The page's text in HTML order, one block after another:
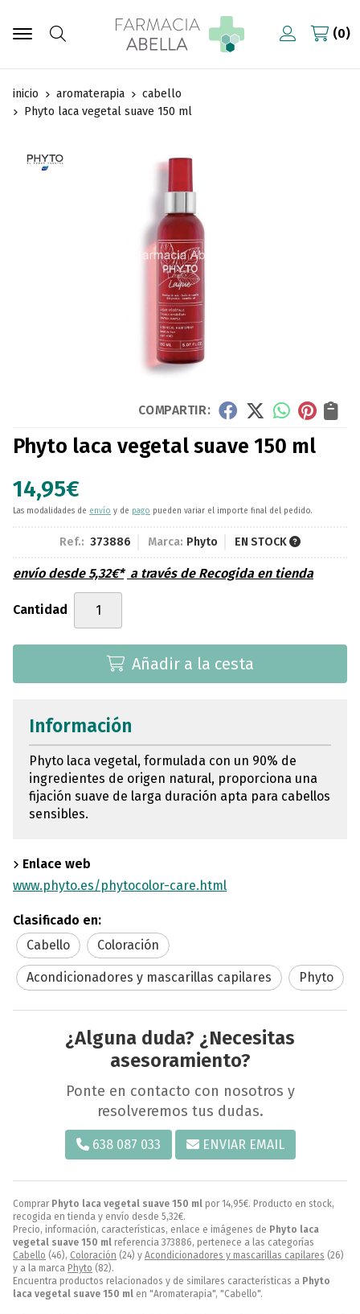
Buscar
0
inicio aromaterapia
cabello
Phyto laca vegetal suave 150 ml
COMPARTIR:
Phyto laca vegetal suave 150 ml
14,95€
Las modalidades de envío y de pago pueden variar el importe final del pedido.
Ref.: 373886 Marca: Phyto EN STOCK
envío desde5,32€* a través de Recogida en tienda
Cantidad
Añadir a la cesta
Comprar Phyto laca vegetal suave 150 ml por 14,95€. Producto en stock,
recogida en tienda y envío desde 5,32€.
Precio, información, características, enlace e imágenes de Phyto laca
vegetal suave 150 ml referencia 373886, pertenece a las categorías
Cabello (46), Coloración (24) y Acondicionadores y mascarillas capilares (26)
y a la marca Phyto (82).
Encuentra productos relacionados y de similares características a Phyto
laca vegetal suave 150 ml en "Aromaterapia", "Cabello".
Información
Phyto laca vegetal, formulada con un 90% de
ingredientes de origen natural, proporciona una
fijación suave de larga duración apta para cabellos
sensibles.
Enlace web
www.phyto.es/phytocolor-care.html
Clasificado en:
Cabello
Coloración
Acondicionadores y mascarillas capilares Phyto
¿Alguna duda? ¿Necesitas
asesoramiento?
Ponte en contacto con nosotros y
resolveremos tus dudas.
638 087 033 ENVIAR EMAIL